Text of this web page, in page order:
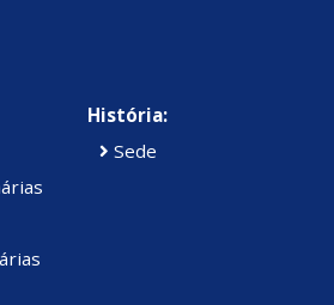
História:
Sede